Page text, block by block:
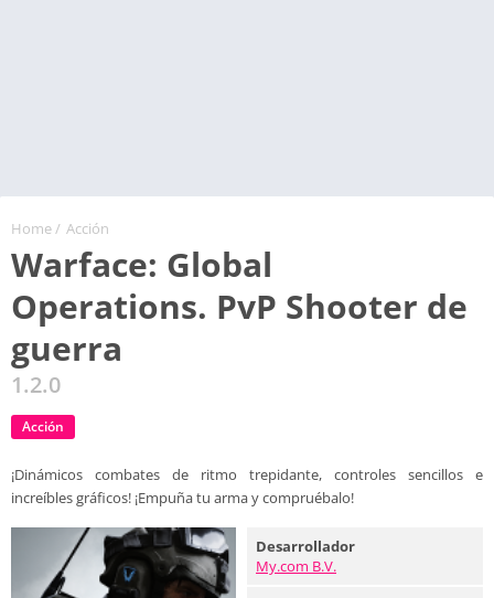
Home/ Acción
Warface: Global
Operations. PvP Shooter de
guerra
1.2.0
Acción
¡Dinámicos combates de ritmo trepidante, controles sencillos e
increíbles gráficos! ¡Empuña tu arma y compruébalo!
Desarrollador
My.com B.V.